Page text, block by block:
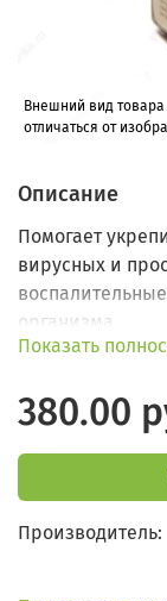
Внешний вид
отличаться от
Описание
Помогает
вирусных и
организма
Показать
380.00
Производитель: